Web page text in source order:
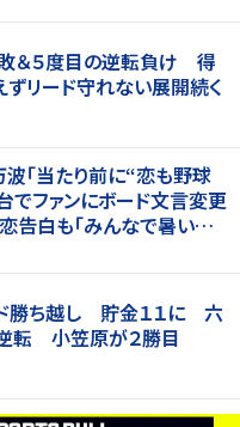
敗＆５度目の逆転負け 得
リード守れない展開続く
「当たり前に“恋も野球
ファンにボード文言変更
白も「みんなで暑い夏
勝ち越し 貯金１１に 六
転 小笠原が２勝目